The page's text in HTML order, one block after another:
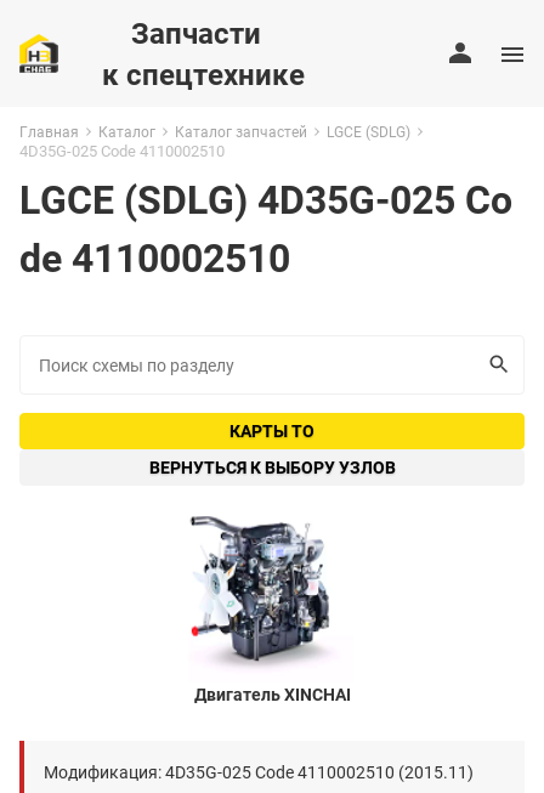
Запчасти
к спецтехнике
Главная Каталог Каталог запчастей LGCE (SDLG)
4D35G-025 Code 4110002510
LGCE (SDLG) 4D35G-025 Co
de 4110002510
КАРТЫ ТО
ВЕРНУТЬСЯ К ВЫБОРУ УЗЛОВ
Двигатель XINCHAI
Модификация: 4D35G-025 Code 4110002510 (2015.11)